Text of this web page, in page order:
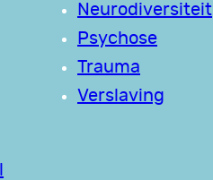
Neurodiversiteit
Psychose
Trauma
Verslaving